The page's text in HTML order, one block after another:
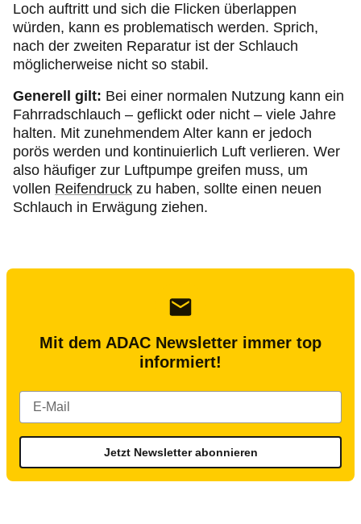
Loch auftritt und sich die Flicken überlappen
würden, kann es problematisch werden. Sprich,
nach der zweiten Reparatur ist der Schlauch
möglicherweise nicht so stabil.
Generell gilt: Bei einer normalen Nutzung kann ein
Fahrradschlauch – geflickt oder nicht – viele Jahre
halten. Mit zunehmendem Alter kann er jedoch
porös werden und kontinuierlich Luft verlieren. Wer
also häufiger zur Luftpumpe greifen muss, um
vollen Reifendruck zu haben, sollte einen neuen
Schlauch in Erwägung ziehen.
Mit dem ADAC Newsletter immer top
informiert!
Jetzt Newsletter abonnieren